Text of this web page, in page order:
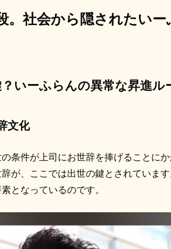
。社会から隠されたい
いーふらんの異常な昇進ル
文化
条件が上司にお世辞を捧げることに
が、ここでは出世の鍵とされていま
となっているのです。